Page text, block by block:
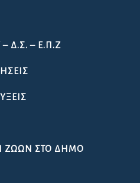
Δ.Σ. – Ε.Π.Ζ
ΖΏΩΝ ΣΤΟ ΔΉΜΟ